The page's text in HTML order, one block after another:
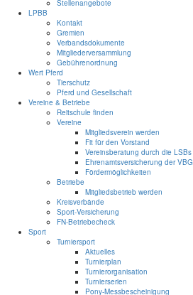
Stellenangebote
LPBB
Kontakt
Gremien
Verbandsdokumente
Mitgliederversammlung
Gebührenordnung
Wert Pferd
Tierschutz
Pferd und Gesellschaft
Vereine & Betriebe
Reitschule finden
Vereine
Mitgliedsverein werden
Fit für den Vorstand
Vereinsberatung durch die LSBs
Ehrenamtsversicherung der VBG
Fördermöglichkeiten
Betriebe
Mitgliedsbetrieb werden
Kreisverbände
Sport-Versicherung
FN-Betriebecheck
Sport
Turniersport
Aktuelles
Turnierplan
Turnierorganisation
Turnierserien
Pony-Messbescheinigung